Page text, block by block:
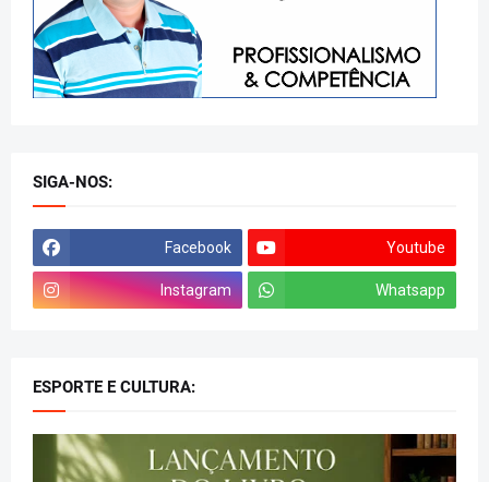
SIGA-NOS:
Facebook Youtube
Instagram Whatsapp
ESPORTE E CULTURA: